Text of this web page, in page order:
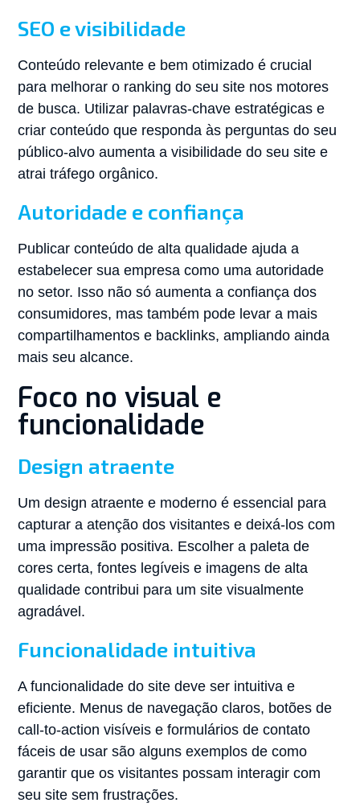
SEO e visibilidade
Conteúdo relevante e bem otimizado é crucial
para melhorar o ranking do seu site nos motores
de busca. Utilizar palavras-chave estratégicas e
criar conteúdo que responda às perguntas do seu
público-alvo aumenta a visibilidade do seu site e
atrai tráfego orgânico.
Autoridade e confiança
Publicar conteúdo de alta qualidade ajuda a
estabelecer sua empresa como uma autoridade
no setor. Isso não só aumenta a confiança dos
consumidores, mas também pode levar a mais
compartilhamentos e backlinks, ampliando ainda
mais seu alcance.
Foco no visual e
funcionalidade
Design atraente
Um design atraente e moderno é essencial para
capturar a atenção dos visitantes e deixá-los com
uma impressão positiva. Escolher a paleta de
cores certa, fontes legíveis e imagens de alta
qualidade contribui para um site visualmente
agradável.
Funcionalidade intuitiva
A funcionalidade do site deve ser intuitiva e
eficiente. Menus de navegação claros, botões de
call-to-action visíveis e formulários de contato
fáceis de usar são alguns exemplos de como
garantir que os visitantes possam interagir com
seu site sem frustrações.